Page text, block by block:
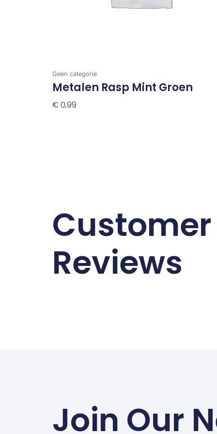
Geen categorie
Metalen Rasp Mint Groen
€0,99
Customer
Reviews
Join Our